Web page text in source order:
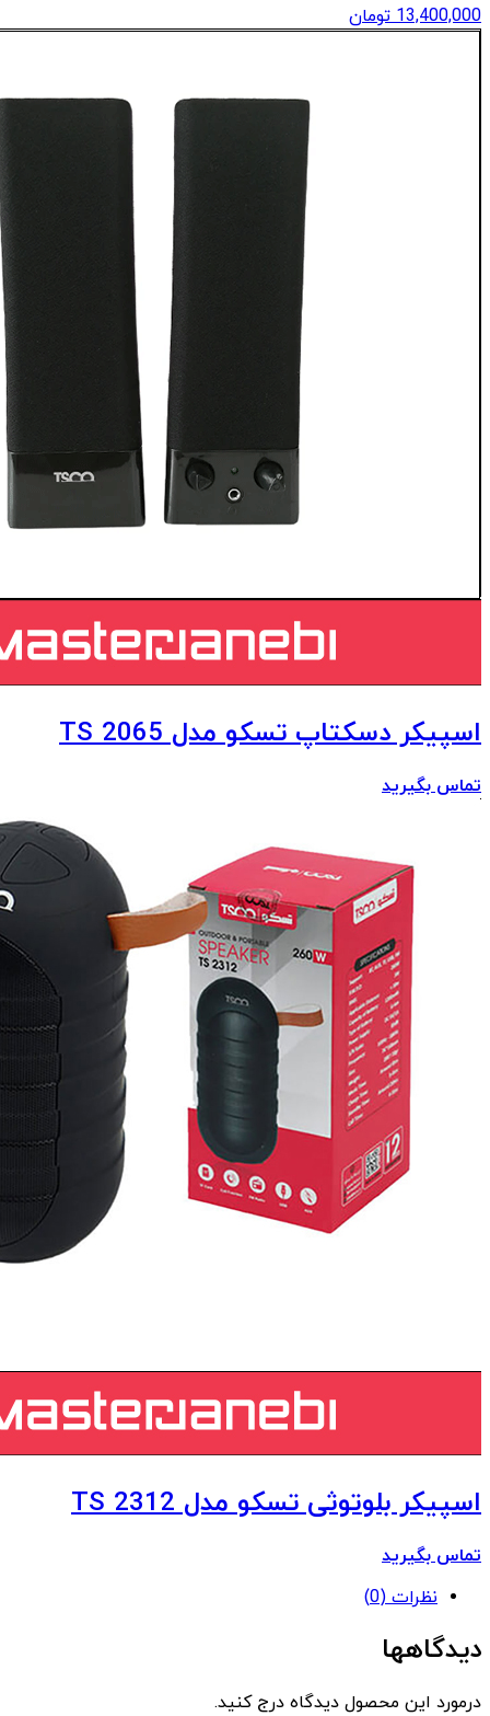
13,400,000 تومان
اسپیکر دسکتاپ تسکو مدل TS 2065
تماس بگیرید
اسپیکر بلوتوثی تسکو مدل TS 2312
تماس بگیرید
نظرات (0)
دیدگاهها
درمورد این محصول دیدگاه درج کنید.